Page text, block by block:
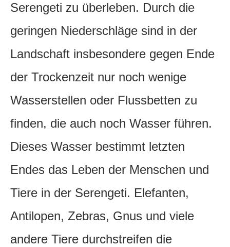
Serengeti zu überleben. Durch die
geringen Niederschläge sind in der
Landschaft insbesondere gegen Ende
der Trockenzeit nur noch wenige
Wasserstellen oder Flussbetten zu
finden, die auch noch Wasser führen.
Dieses Wasser bestimmt letzten
Endes das Leben der Menschen und
Tiere in der Serengeti. Elefanten,
Antilopen, Zebras, Gnus und viele
andere Tiere durchstreifen die